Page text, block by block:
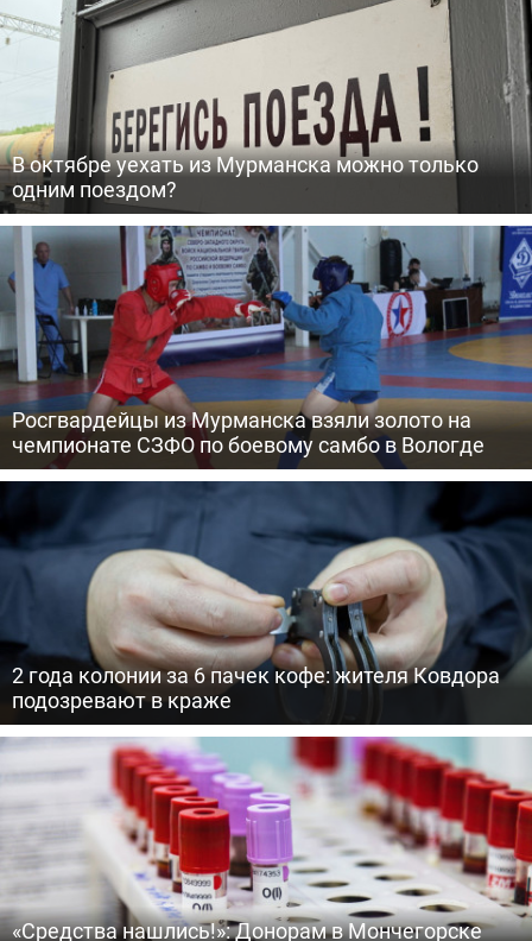
В октябре уехать из Мурманска можно только
одним поездом?
Росгвардейцы из Мурманска взяли золото на
чемпионате СЗФО по боевому самбо в Вологде
2 года колонии за 6 пачек кофе: жителя Ковдора
подозревают в краже
«Средства нашлись!»: Донорам в Мончегорске